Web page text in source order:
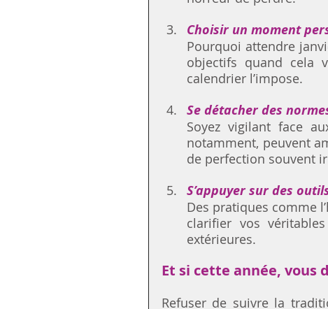
Choisir un moment
Pourquoi attendre
objectifs quand cela
calendrier l’impose.
Se détacher des
Soyez vigilant face
notamment, peuvent
de perfection souvent
S’appuyer sur des
Des pratiques comme
clarifier vos
extérieures.
Et si cette année, vous
Refuser de suivre la